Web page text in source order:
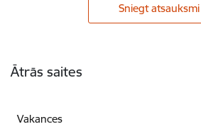
Sniegt atsauksmi
Ātrās saites
Vakances